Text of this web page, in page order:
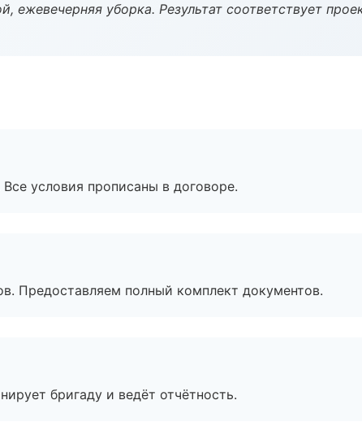
ежевечерняя уборка. Результат соответствует
условия прописаны в договоре.
Предоставляем полный комплект документов.
бригаду и ведёт отчётность.